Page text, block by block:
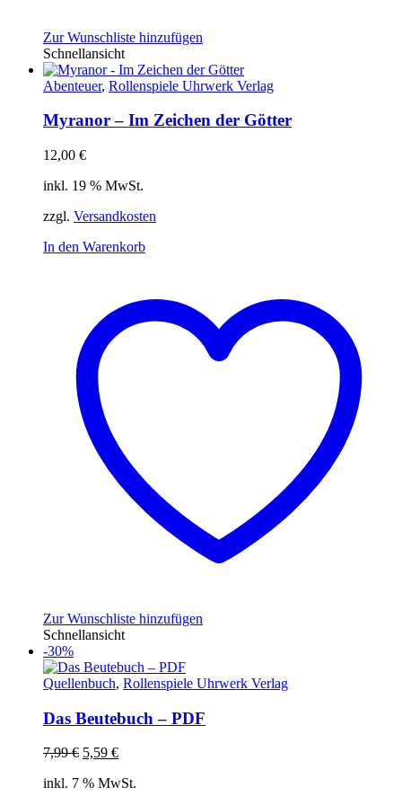
Zur Wunschliste hinzufügen
Schnellansicht
Abenteuer, Rollenspiele Uhrwerk Verlag
Myranor – Im Zeichen der Götter
12,00 €
inkl. 19 % MwSt.
zzgl. Versandkosten
In den Warenkorb
Zur Wunschliste hinzufügen
Schnellansicht
-30%
Quellenbuch, Rollenspiele Uhrwerk Verlag
Das Beutebuch – PDF
7,99€ Ursprünglicher
war:
5,59 €Aktueller
ist:
inkl. 7 % MwSt.